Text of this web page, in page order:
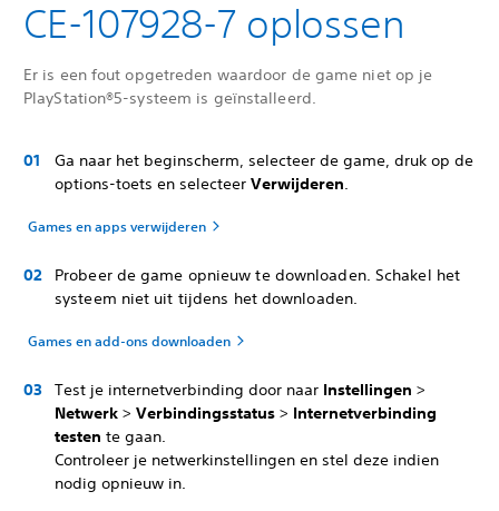
CE-107928-7 oplossen
Er is een fout opgetreden waardoor de game niet op je
PlayStation®5-systeem is geïnstalleerd.
Ga naar het beginscherm, selecteer de game, druk op de
options-toets en selecteer Verwijderen.
Games en apps verwijderen
Probeer de game opnieuw te downloaden. Schakel het
systeem niet uit tijdens het downloaden.
Games en add-ons downloaden
Test je internetverbinding door naar Instellingen >
Netwerk > Verbindingsstatus > Internetverbinding
testen te gaan.
Controleer je netwerkinstellingen en stel deze indien
nodig opnieuw in.